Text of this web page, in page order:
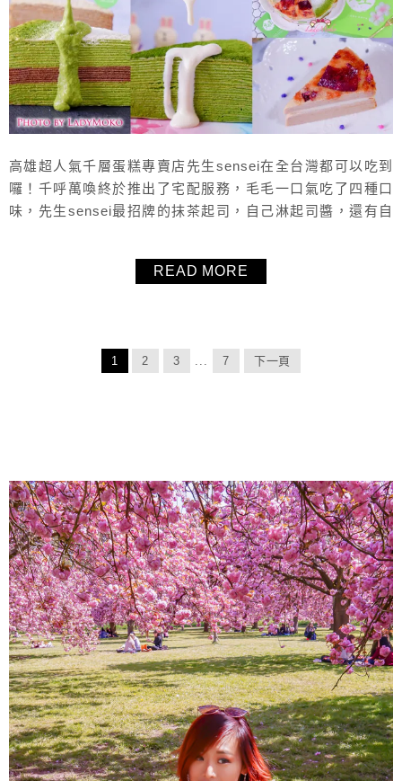
高雄超人氣千層蛋糕專賣店先生sensei在全台灣都可以吃到
囉！千呼萬喚終於推出了宅配服務，毛毛一口氣吃了四種口
味，先生sensei最招牌的抹茶起司，自己淋起司醬，還有自
還有酸甜清爽少女系覆盆莓荔枝口味、大人系鐵觀音口味，
最喜歡這種吃的到層層薄餅皮的千層蛋糕了，濕潤不甜膩，
READ MORE
1 2 3 7 下一頁
About